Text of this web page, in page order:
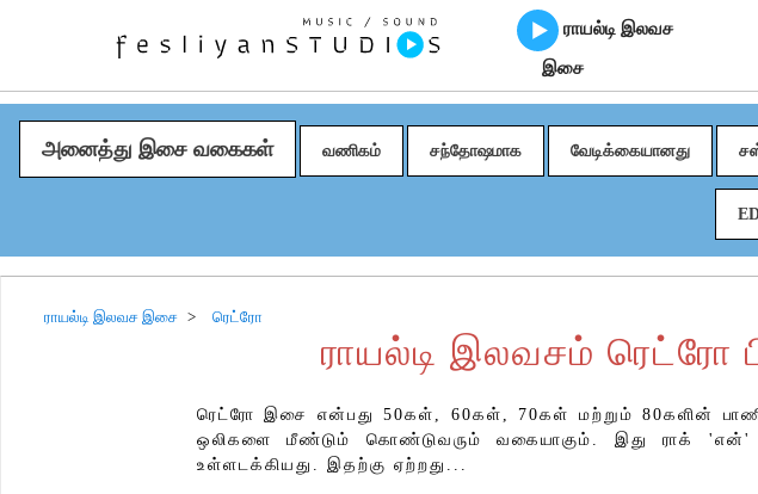
ராயல்டி இலவச
இசை
அனைத்து இசை வகைகள் வணிகம் சந்தோஷமாக வேடிக்கையானது
ராயல்டி இலவச இசை ரெட்ரோ
ராயல்டி இலவசம்
ரெட்ரோ இசை என்பது 50கள், 60கள், 70கள் மற்றும் 80களின்
ஒலிகளை மீண்டும் கொண்டுவரும் வகையாகும். இது ராக் 'என்'
உள்ளடக்கியது. இதற்கு ஏற்றது...